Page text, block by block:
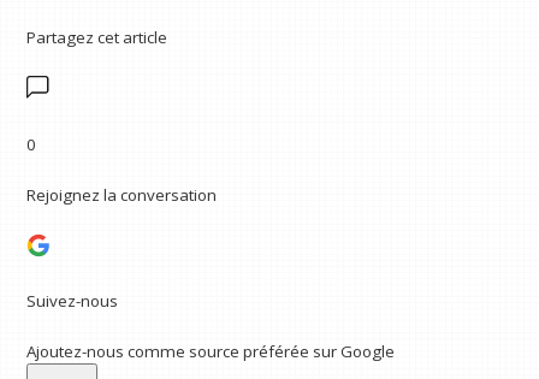
Partagez cet article
0
Rejoignez la conversation
Suivez-nous
Ajoutez-nous comme source préférée sur Google